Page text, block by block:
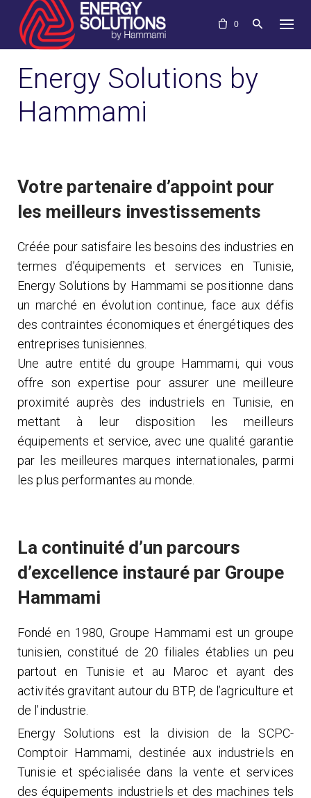
content
0
Energy Solutions by
Hammami
Votre partenaire d’appoint pour
les meilleurs investissements
Créée pour satisfaire les besoins des industries en
termes d’équipements et services en Tunisie,
Energy Solutions by Hammami se positionne dans
un marché en évolution continue, face aux défis
des contraintes économiques et énergétiques des
entreprises tunisiennes.
Une autre entité du groupe Hammami, qui vous
offre son expertise pour assurer une meilleure
proximité auprès des industriels en Tunisie, en
mettant à leur disposition les meilleurs
équipements et service, avec une qualité garantie
par les meilleures marques internationales, parmi
les plus performantes au monde.
La continuité d’un parcours
d’excellence instauré par Groupe
Hammami
Fondé en 1980, Groupe Hammami est un groupe
tunisien, constitué de 20 filiales établies un peu
partout en Tunisie et au Maroc et ayant des
activités gravitant autour du BTP, de l’agriculture et
de l’industrie.
Energy Solutions est la division de la SCPC-
Comptoir Hammami, destinée aux industriels en
Tunisie et spécialisée dans la vente et services
des équipements industriels et des machines tels